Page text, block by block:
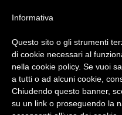
bimbi e viaggi - family
Informativa
Questo sito o gli strumenti
di cookie necessari al
nella cookie policy. Se vuoi
a tutti o ad alcuni cookie,
Chiudendo questo banner,
su un link o proseguendo la